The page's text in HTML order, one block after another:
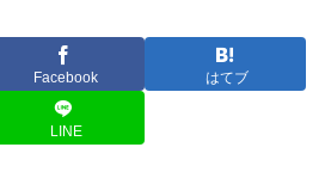
Facebook はてブ
LINE